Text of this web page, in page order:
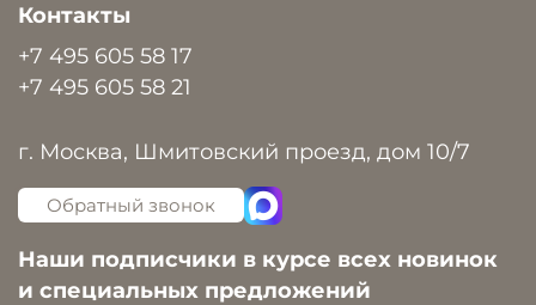
Контакты
+7 495 605 58 17
+7 495 605 58 21
г. Москва, Шмитовский проезд, дом 10/7
Обратный звонок
Наши подписчики в курсе всех новинок
и специальных предложений